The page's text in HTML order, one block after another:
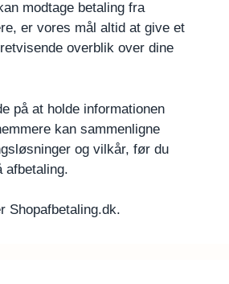
modtage betaling fra
er vores mål altid at give et
overblik over dine
på at holde informationen
kan sammenligne
og vilkår, før du
Shopafbetaling.dk.